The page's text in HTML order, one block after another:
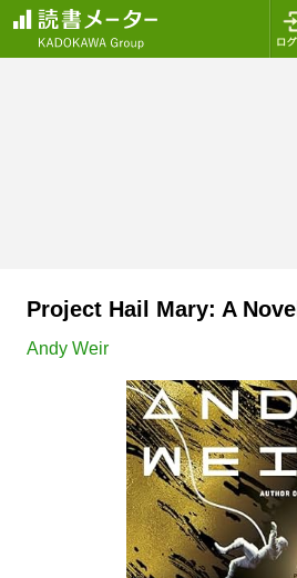
Project Hail Mary: A Novel
Andy Weir